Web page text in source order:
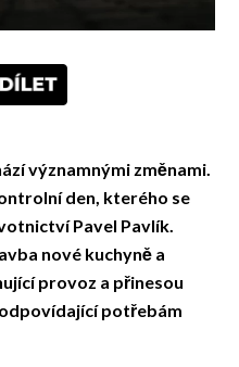
významnými změnami.
den, kterého se
Pavel Pavlík.
nové kuchyně a
provoz a přinesou
potřebám